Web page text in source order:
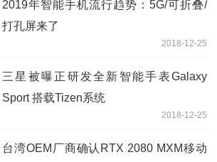
2019年智能手机流行趋势：5G/可折叠/
打孔屏来了
2018-12-25
三星被曝正研发全新智能手表Galaxy
Sport 搭载Tizen系统
2018-12-25
台湾OEM厂商确认RTX 2080 MXM移动